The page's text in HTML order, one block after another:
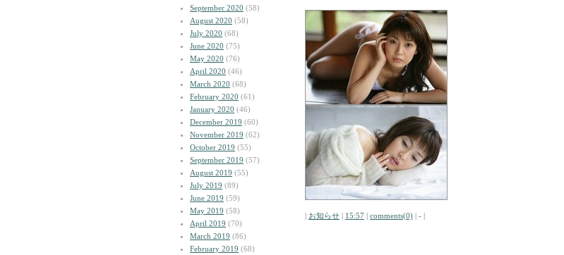
September 2020 (58)
August 2020 (58)
July 2020 (68)
June 2020 (75)
May 2020 (76)
April 2020 (46)
March 2020 (68)
February 2020 (61)
January 2020 (46)
December 2019 (60)
November 2019 (62)
October 2019 (55)
September 2019 (57)
August 2019 (55)
July 2019 (89)
June 2019 (59)
May 2019 (58)
April 2019 (70)
March 2019 (86)
February 2019 (68)
| お知らせ | 15:57 | comments(0) | - |